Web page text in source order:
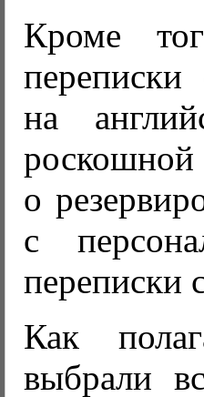
Кроме
на
о
с
переписки
Как
выбрали